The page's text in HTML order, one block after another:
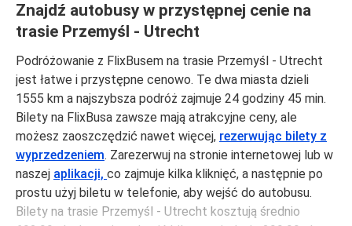
Znajdź autobusy w przystępnej cenie na
trasie Przemyśl - Utrecht
Podróżowanie z FlixBusem na trasie Przemyśl - Utrecht
jest łatwe i przystępne cenowo. Te dwa miasta dzieli
1555 km a najszybsza podróż zajmuje 24 godziny 45 min.
Bilety na FlixBusa zawsze mają atrakcyjne ceny, ale
możesz zaoszczędzić nawet więcej, rezerwując bilety z
wyprzedzeniem. Zarezerwuj na stronie internetowej lub w
naszej aplikacji, co zajmuje kilka kliknięć, a następnie po
prostu użyj biletu w telefonie, aby wejść do autobusu.
Bilety na trasie Przemyśl - Utrecht kosztują średnio